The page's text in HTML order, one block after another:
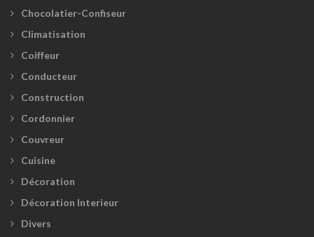
Chocolatier-Confiseur
Climatisation
Coiffeur
Conducteur
Construction
Cordonnier
Couvreur
Cuisine
Décoration
Décoration Interieur
Divers